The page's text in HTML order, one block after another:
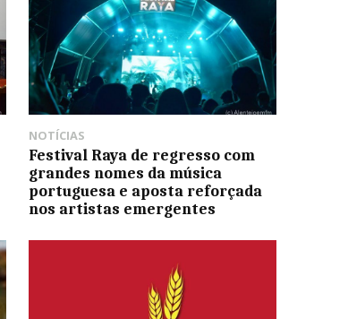
NOTÍCIAS
Festival Raya de regresso com
grandes nomes da música
portuguesa e aposta reforçada
nos artistas emergentes